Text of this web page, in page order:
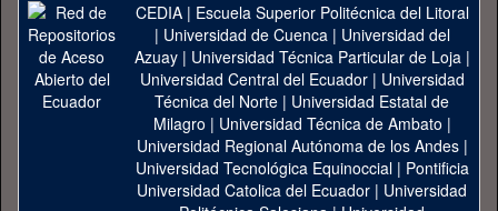
CEDIA| Escuela Superior Politécnica del Litoral
| Universidad de Cuenca| Universidad del
Azuay| Universidad Técnica Particular de Loja|
Universidad Central del Ecuador| Universidad
Técnica del Norte | Universidad Estatal de
Milagro | Universidad Técnica de Ambato |
Universidad Regional Autónoma de los Andes|
Universidad Tecnológica Equinoccial| Pontificia
Universidad Catolica del Ecuador | Universidad